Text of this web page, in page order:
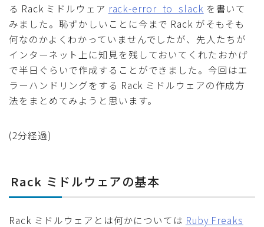
る Rack ミドルウェア rack-error_to_slack を書いて
みました。恥ずかしいことに今まで Rack がそもそも
何なのかよくわかっていませんでしたが、先人たちが
インターネット上に知見を残しておいてくれたおかげ
で半日ぐらいで作成することができました。今回はエ
ラーハンドリングをする Rack ミドルウェアの作成方
法をまとめてみようと思います。
(2分経過)
Rack ミドルウェアの基本
Rack ミドルウェアとは何かについては Ruby Freaks